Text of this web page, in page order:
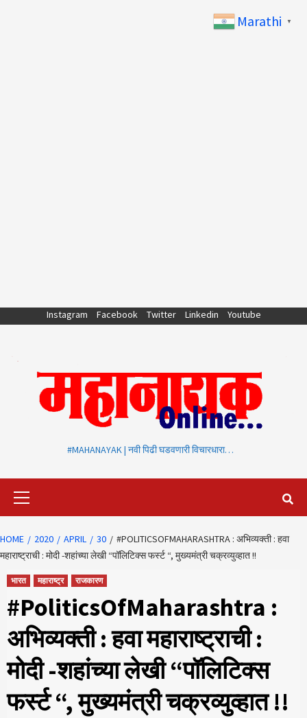
Instagram Facebook Twitter Linkedin Youtube
#MAHANAYAK | नवी पिढी घडवणारी विचारधारा…
HOME 2020 APRIL 30
#POLITICSOFMAHARASHTRA : अभिव्यक्ती : हवा
महाराष्ट्राची : मोदी -शहांच्या लेखी “पॉलिटिक्स फर्स्ट “, मुख्यमंत्री चक्रव्युव्हात !!
भारत महाराष्ट्र राजकारण
#PoliticsOfMaharashtra :
अभिव्यक्ती : हवा महाराष्ट्राची :
मोदी -शहांच्या लेखी “पॉलिटिक्स
फर्स्ट “, मुख्यमंत्री चक्रव्युव्हात !!
Marathi ▼